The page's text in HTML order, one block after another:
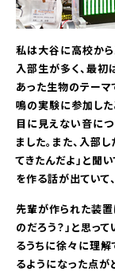
私は大谷に高校か
入部生が多く、最初
あった生物のテー
鳴の実験に参加した
目に見えない音に
ました。また、入部
てきたんだよ」と聞
を作る話が出ていて
先輩が作られた装置
のだろう？」と思っ
るうちに徐々に理解
るようになった点が